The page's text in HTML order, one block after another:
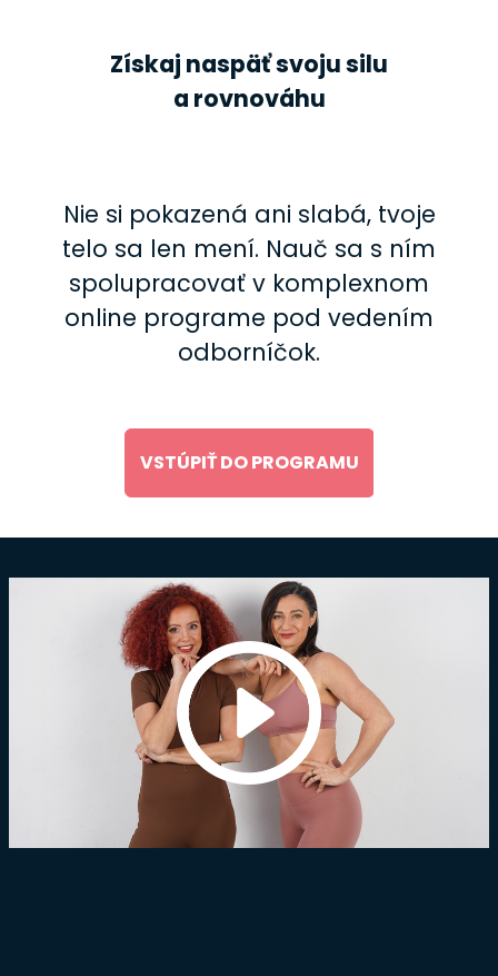
Získaj naspäť svoju silu
a rovnováhu
Nie si pokazená ani slabá, tvoje
telo sa len mení. Nauč sa s ním
spolupracovať v komplexnom
online programe pod vedením
odborníčok.
VSTÚPIŤ DO PROGRAMU